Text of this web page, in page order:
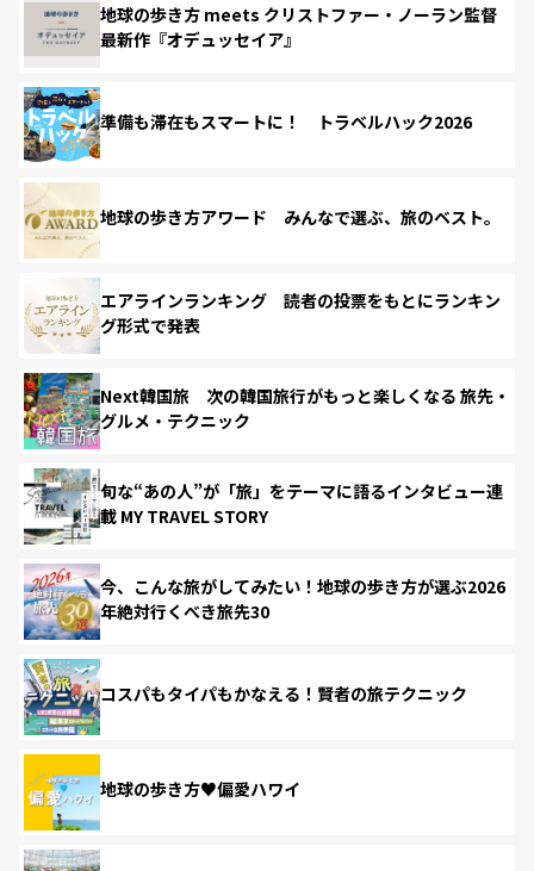
地球の歩き方 meets クリストファー・ノーラン監督
最新作『オデュッセイア』
準備も滞在もスマートに！ トラベルハック2026
地球の歩き方アワード みんなで選ぶ、旅のベスト。
エアラインランキング 読者の投票をもとにランキン
グ形式で発表
Next韓国旅 次の韓国旅行がもっと楽しくなる 旅先・
グルメ・テクニック
旬な“あの人”が「旅」をテーマに語るインタビュー連
載 MY TRAVEL STORY
今、こんな旅がしてみたい！地球の歩き方が選ぶ2026
年絶対行くべき旅先30
コスパもタイパもかなえる！賢者の旅テクニック
地球の歩き方♥偏愛ハワイ